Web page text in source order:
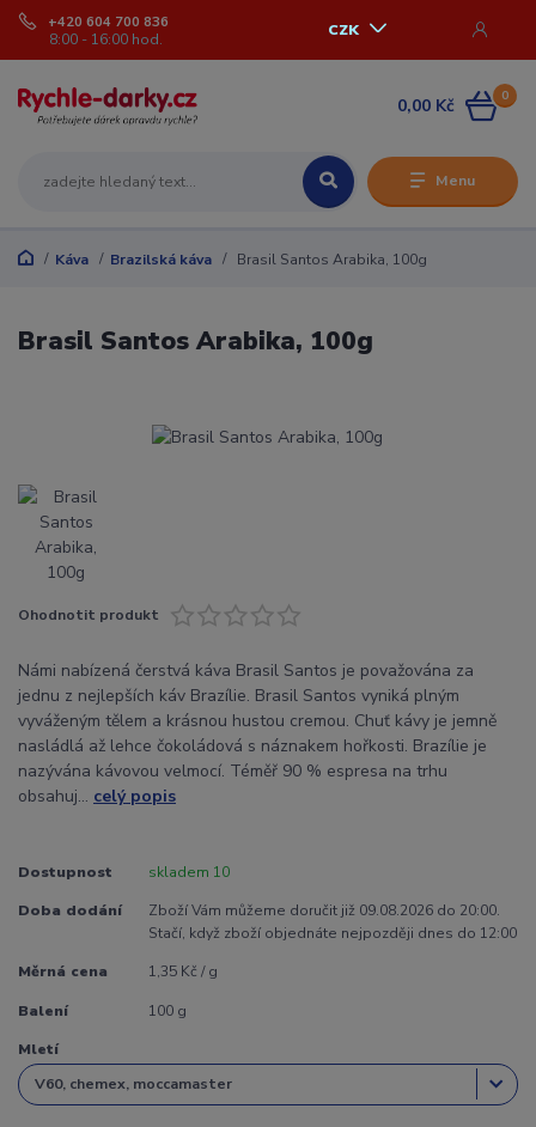
Menu
CZK
+420 604 700 836
8:00 - 16:00 hod.
0
0,00 Kč
Káva Brazilská káva Brasil Santos Arabika, 100g
Brasil Santos Arabika, 100g
Ohodnotit produkt
Námi nabízená čerstvá káva Brasil Santos je považována za
jednu z nejlepších káv Brazílie. Brasil Santos vyniká plným
vyváženým tělem a krásnou hustou cremou. Chuť kávy je jemně
nasládlá až lehce čokoládová s náznakem hořkosti. Brazílie je
nazývána kávovou velmocí. Téměř 90 % espresa na trhu
obsahuj... celý popis
Dostupnost skladem 10
Doba dodání
Zboží Vám můžeme doručit již 09.08.2026 do 20:00.
Stačí, když zboží objednáte nejpozději dnes do 12:00
Měrná cena 1,35 Kč / g
Balení 100 g
Mletí